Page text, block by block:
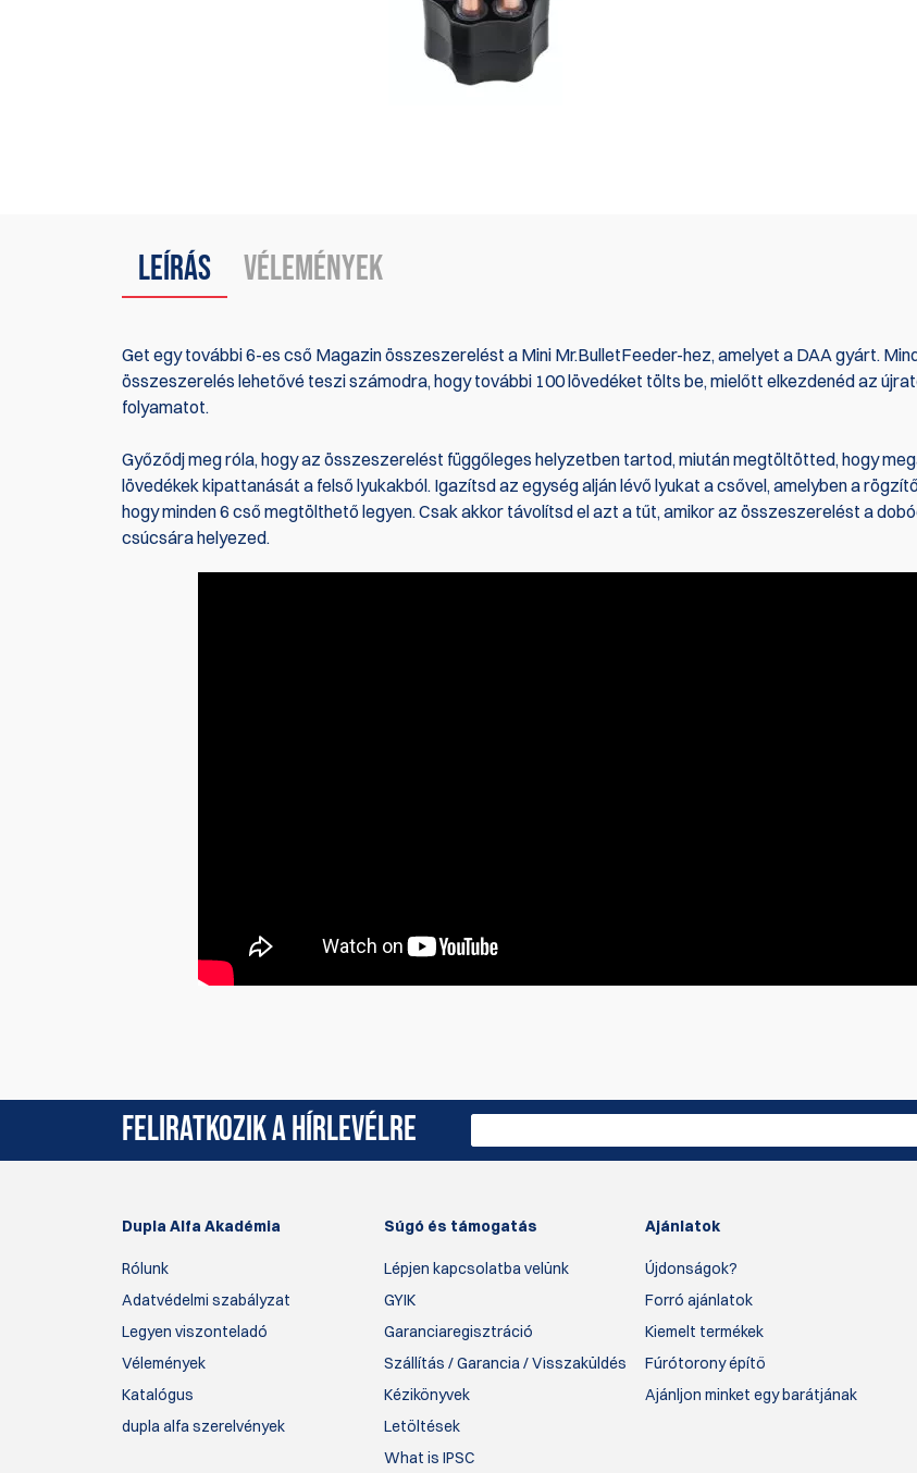
Leírás Vélemények
Get egy további 6-es cső Magazin összeszerelést a Mini Mr.BulletFeeder-hez, amelyet a DAA gyárt.
összeszerelés lehetővé teszi számodra, hogy további 100 lövedéket tölts be, mielőtt elkezdenéd az
folyamatot.
Győződj meg róla, hogy az összeszerelést függőleges helyzetben tartod, miután megtöltötted, hogy
lövedékek kipattanását a felső lyukakból. Igazítsd az egység alján lévő lyukat a csővel, amelyben a
hogy minden 6 cső megtölthető legyen. Csak akkor távolítsd el azt a tűt, amikor az összeszerelést a
csúcsára helyezed.
FELIRATKOZIK A HÍRLEVÉLRE
Dupla Alfa Akadémia
Rólunk
Adatvédelmi szabályzat
Legyen viszonteladó
Vélemények
Katalógus
dupla alfa szerelvények
Súgó és támogatás
Lépjen kapcsolatba velünk
GYIK
Garanciaregisztráció
Szállítás / Garancia / Visszaküldés
Kézikönyvek
Letöltések
What is IPSC
Ajánlatok
Újdonságok?
Forró ajánlatok
Kiemelt termékek
Fúrótorony építő
Ajánljon minket egy barátjának